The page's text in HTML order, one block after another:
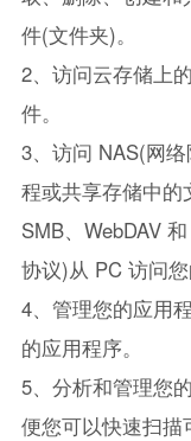
件(文件夹)。
2、访问云存储上
件。
3、访问 NAS(网
程或共享存储中的
SMB、WebDAV
协议)从 PC 访问您
4、管理您的应用
的应用程序。
5、分析和管理您
便您可以快速扫